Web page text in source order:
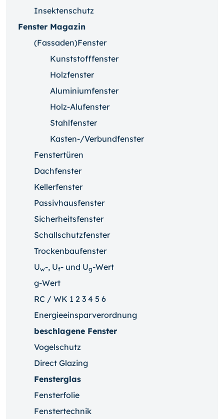
Insektenschutz
Fenster Magazin
(Fassaden)Fenster
Kunststofffenster
Holzfenster
Aluminiumfenster
Holz-Alufenster
Stahlfenster
Kasten-/Verbundfenster
Fenstertüren
Dachfenster
Kellerfenster
Passivhausfenster
Sicherheitsfenster
Schallschutzfenster
Trockenbaufenster
Uw-, Uf- und Ug-Wert
g-Wert
RC / WK 1 2 3 4 5 6
Energieeinsparverordnung
beschlagene Fenster
Vogelschutz
Direct Glazing
Fensterglas
Fensterfolie
Fenstertechnik